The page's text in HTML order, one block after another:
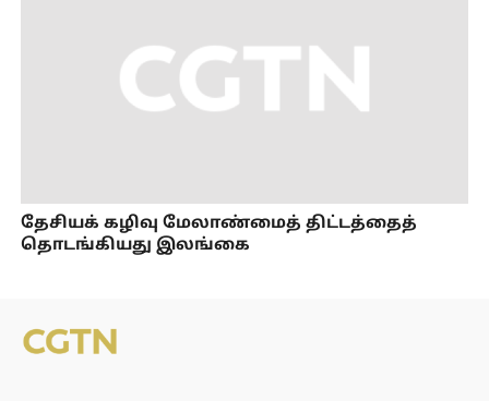
தேசியக் கழிவு மேலாண்மைத் திட்டத்தைத்
தொடங்கியது இலங்கை